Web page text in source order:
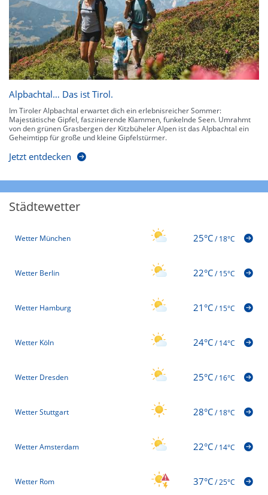
Alpbachtal… Das ist Tirol.
Im Tiroler Alpbachtal erwartet dich ein erlebnisreicher Sommer:
Majestätische Gipfel, faszinierende Klammen, funkelnde Seen. Umrahmt
von den grünen Grasbergen der Kitzbüheler Alpen ist das Alpbachtal ein
Geheimtipp für große und kleine Gipfelstürmer.
Jetzt entdecken
Städtewetter
Wetter München 25°C/18°C
Wetter Berlin 22°C/15°C
Wetter Hamburg 21°C/15°C
Wetter Köln 24°C/14°C
Wetter Dresden 25°C/16°C
Wetter Stuttgart 28°C/18°C
Wetter Amsterdam 22°C/14°C
Wetter Rom 37°C/25°C